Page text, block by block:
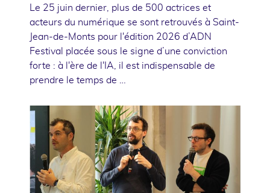
Le 25 juin dernier, plus de 500 actrices et
acteurs du numérique se sont retrouvés à Saint-
Jean-de-Monts pour l'édition 2026 d’ADN
Festival placée sous le signe d’une conviction
forte : à l'ère de l'IA, il est indispensable de
prendre le temps de …